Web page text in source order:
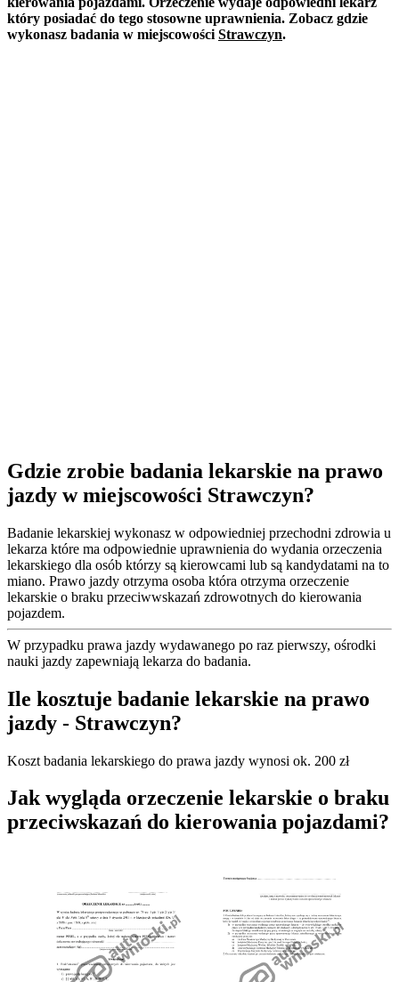
który posiadać do tego stosowne uprawnienia. Zobacz gdzie
wykonasz badania w miejscowości Strawczyn.
Gdzie zrobie badania lekarskie na prawo
jazdy w miejscowości Strawczyn?
Badanie lekarskiej wykonasz w odpowiedniej przechodni zdrowia u
lekarza które ma odpowiednie uprawnienia do wydania orzeczenia
lekarskiego dla osób którzy są kierowcami lub są kandydatami na to
miano. Prawo jazdy otrzyma osoba która otrzyma orzeczenie
lekarskie o braku przeciwwskazań zdrowotnych do kierowania
pojazdem.
W przypadku prawa jazdy wydawanego po raz pierwszy, ośrodki
nauki jazdy zapewniają lekarza do badania.
Ile kosztuje badanie lekarskie na prawo
jazdy - Strawczyn?
Koszt badania lekarskiego do prawa jazdy wynosi ok. 200 zł
Jak wygląda orzeczenie lekarskie o braku
przeciwskazań do kierowania pojazdami?